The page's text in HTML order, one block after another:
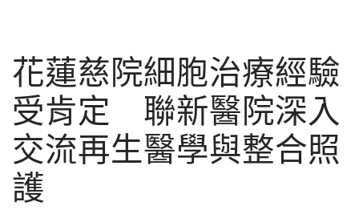
花蓮慈院細胞治療經驗
受肯定 聯新醫院深入
交流再生醫學與整合照
護